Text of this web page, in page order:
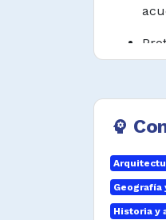
el
psychology
Historia y